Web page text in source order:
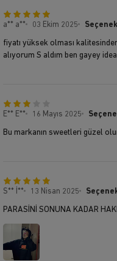
a** a** 03 Ekim 2025
fiyatı yüksek olması
alıyorum S aldım ben gayey
E** E** 16 Mayıs 2025
Bu markanın sweetleri güzel
S** İ** 13 Nisan 2025
PARASİNİ SONUNA KADAR